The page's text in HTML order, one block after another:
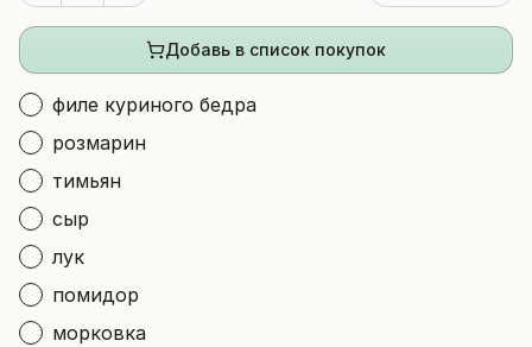
Добавь в список покупок
филе куриного бедра
розмарин
тимьян
сыр
лук
помидор
морковка